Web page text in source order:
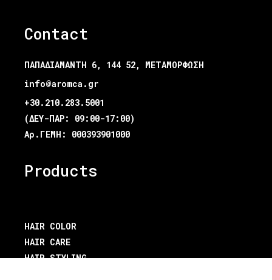
Contact
ΠΑΠΑΔΙΑΜΑΝΤΗ 6, 144 52, ΜΕΤΑΜΟΡΦΩΣΗ
info@aromca.gr
+30.210.283.5001
(ΔΕΥ-ΠΑΡ: 09:00-17:00)
Αρ.ΓΕΜΗ: 000393901000
Products
HAIR COLOR
HAIR CARE
HAIR STYLING